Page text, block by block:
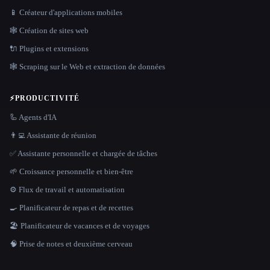
📱 Créateur d'applications mobiles
🕸 Création de sites web
🔌 Plugins et extensions
🕸️ Scraping sur le Web et extraction de données
⚡PRODUCTIVITÉ
🦾 Agents d'IA
👨‍💻 Assistante de réunion
✅ Assistante personnelle et chargée de tâches
🌱 Croissance personnelle et bien-être
⚙️ Flux de travail et automatisation
🍳 Planificateur de repas et de recettes
🏖 Planificateur de vacances et de voyages
🧠 Prise de notes et deuxième cerveau